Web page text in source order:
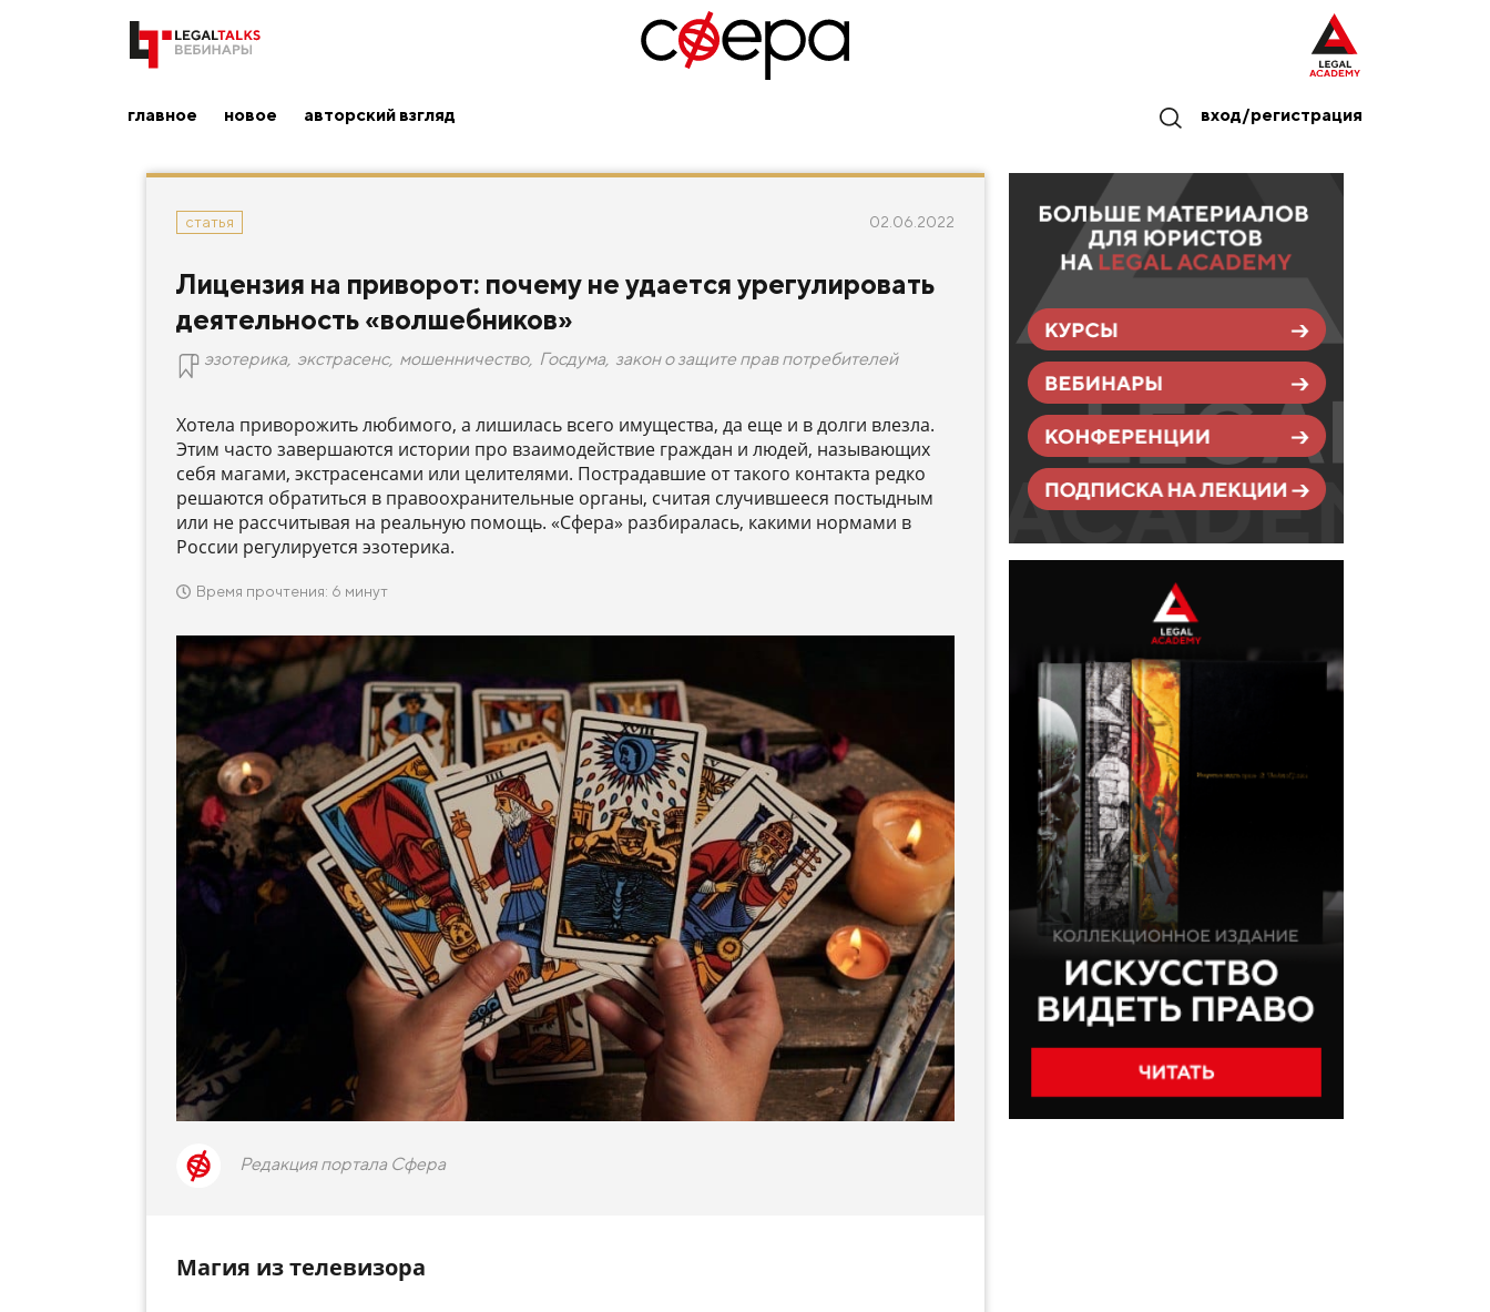
главное новое авторский взгляд вход/регистрация
статья 02.06.2022
Лицензия на приворот: почему не удается урегулировать
деятельность «волшебников»
эзотерика, экстрасенс, мошенничество, Госдума, закон о защите прав потребителей
Хотела приворожить любимого, а лишилась всего имущества, да еще и в долги влезла.
Этим часто завершаются истории про взаимодействие граждан и людей, называющих
себя магами, экстрасенсами или целителями. Пострадавшие от такого контакта редко
решаются обратиться в правоохранительные органы, считая случившееся постыдным
или не рассчитывая на реальную помощь. «Сфера» разбиралась, какими нормами в
России регулируется эзотерика.
Время прочтения: 6 минут
Редакция портала Сфера
Магия из телевизора